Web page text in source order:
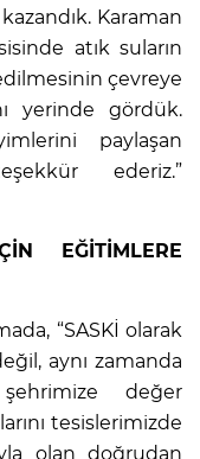
Karaman
atık suların
çevreye
yerinde gördük.
paylaşan
ederiz.”
EĞİTİMLERE
“SASKİ olarak
aynı zamanda
değer
tesislerimizde
olan doğrudan